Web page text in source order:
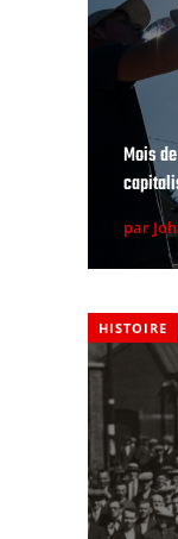
Mois
par
HISTOIRE